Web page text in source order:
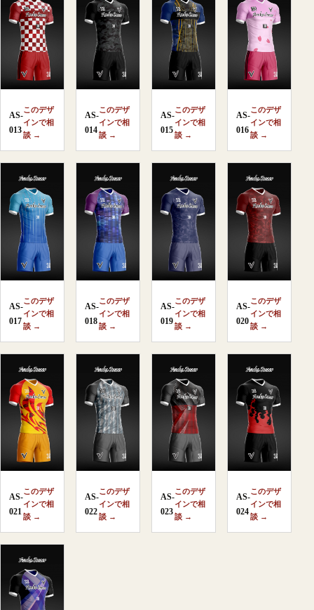
AS-
013
このデザ
インで相
談 →
AS-
014
このデザ
インで相
談 →
AS-
015
このデザ
インで相
談 →
AS-
016
このデザ
インで相
談 →
AS-
017
このデザ
インで相
談 →
AS-
018
このデザ
インで相
談 →
AS-
019
このデザ
インで相
談 →
AS-
020
このデザ
インで相
談 →
AS-
021
このデザ
インで相
談 →
AS-
022
このデザ
インで相
談 →
AS-
023
このデザ
インで相
談 →
AS-
024
このデザ
インで相
談 →